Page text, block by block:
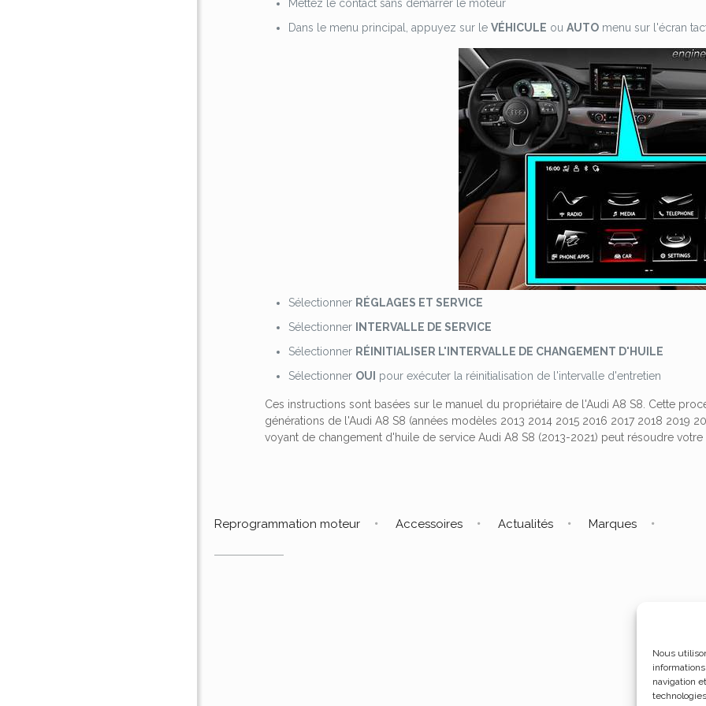
Nous
navigation
Mettez le contact sans démarrer le moteur
Dans le menu principal, appuyez sur leVÉHICULE ouAUTO menu sur l'écran
Sélectionner RÉGLAGES ET SERVICE
Sélectionner
INTERVALLE DE SERVICE
Sélectionner RÉINITIALISER L'INTERVALLE DE CHANGEMENT D'HUILE
Sélectionner OUI pour exécuter la réinitialisation de l'intervalle d'entretien
Ces instructions sont basées sur le manuel du propriétaire de l'Audi A8 S8. Cette
générations de l'Audi A8 S8 (années modèles 2013 2014 2015 2016 2017 2018 2019
voyant de changement d'huile de service Audi A8 S8 (2013-2021) peut résoudre
Reprogrammation moteur Accessoires Actualités Marques